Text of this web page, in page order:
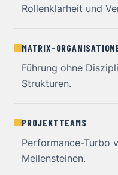
Rollenklarheit und
MATRIX-
Führung ohne
Strukturen.
PROJEKTTEAMS
Performance-Turbo
Meilensteinen.